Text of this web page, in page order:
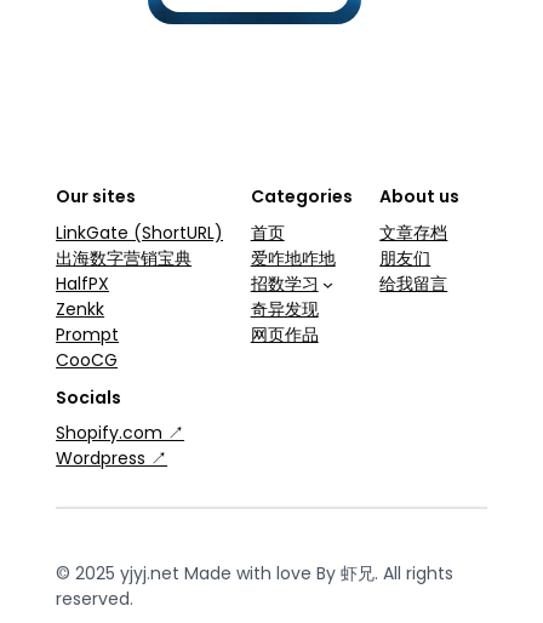
Our sites
LinkGate (ShortURL)
出海数字营销宝典
HalfPX
Zenkk
Prompt
CooCG
Categories
首页
爱咋地咋地
招数学习
奇异发现
网页作品
About us
文章存档
朋友们
给我留言
Socials
Shopify.com ↗
Wordpress ↗
© 2025 yjyj.net Made with love By 虾兄. All rights
reserved.